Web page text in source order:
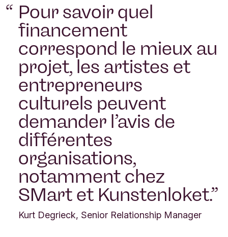
Pour savoir quel
financement
correspond le mieux au
projet, les artistes et
entrepreneurs
culturels peuvent
demander l’avis de
différentes
organisations,
notamment chez
SMart et Kunstenloket.
Kurt Degrieck, Senior Relationship Manager